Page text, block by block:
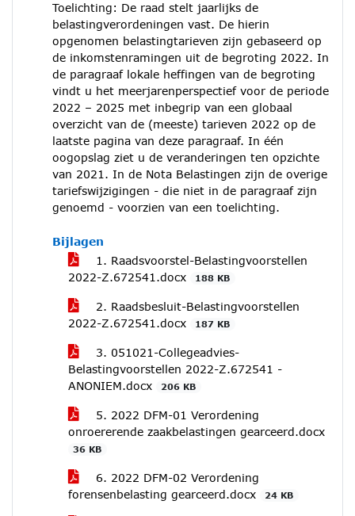
Toelichting: De raad stelt jaarlijks de
belastingverordeningen vast. De hierin
opgenomen belastingtarieven zijn gebaseerd op
de inkomstenramingen uit de begroting 2022. In
de paragraaf lokale heffingen van de begroting
vindt u het meerjarenperspectief voor de periode
2022 – 2025 met inbegrip van een globaal
overzicht van de (meeste) tarieven 2022 op de
laatste pagina van deze paragraaf. In één
oogopslag ziet u de veranderingen ten opzichte
van 2021. In de Nota Belastingen zijn de overige
tariefswijzigingen - die niet in de paragraaf zijn
genoemd - voorzien van een toelichting.
Bijlagen
1. Raadsvoorstel-Belastingvoorstellen
2022-Z.672541.docx
188 KB
2. Raadsbesluit-Belastingvoorstellen
2022-Z.672541.docx
187 KB
3. 051021-Collegeadvies-
Belastingvoorstellen 2022-Z.672541 -
ANONIEM.docx
206 KB
5. 2022 DFM-01 Verordening
onroererende zaakbelastingen gearceerd.docx
36 KB
6. 2022 DFM-02 Verordening
forensenbelasting gearceerd.docx
24 KB